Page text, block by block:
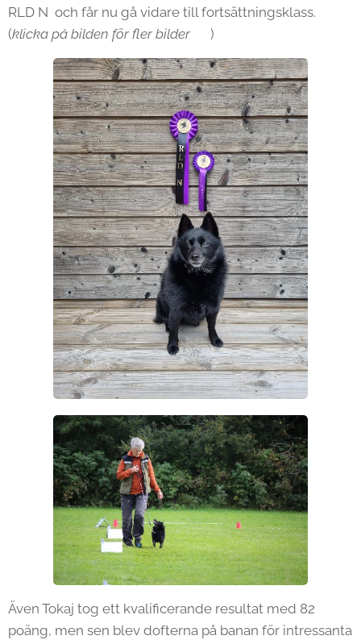
RLD N och får nu gå vidare till fortsättningsklass.
(klicka på bilden för fler bilder🐕)
Även Tokaj tog ett kvalificerande resultat med 82
poäng, men sen blev dofterna på banan för intressanta